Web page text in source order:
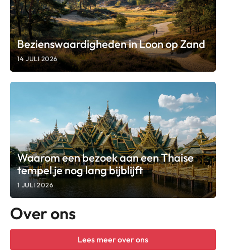
Bezienswaardigheden in Loon op Zand
14 JULI 2026
Waarom een bezoek aan een Thaise
tempel je nog lang bijblijft
1 JULI 2026
Over ons
Lees meer over ons